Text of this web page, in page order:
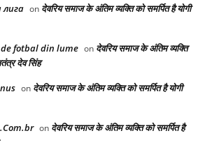
лига on देवरिय समाज के अंतिम व्यक्ति को समर्पित है योगी
fotbal din lume on देवरिय समाज के अंतिम व्यक्ति
देव सिंह
on देवरिय समाज के अंतिम व्यक्ति को समर्पित है योगी
on देवरिय समाज के अंतिम व्यक्ति को समर्पित है